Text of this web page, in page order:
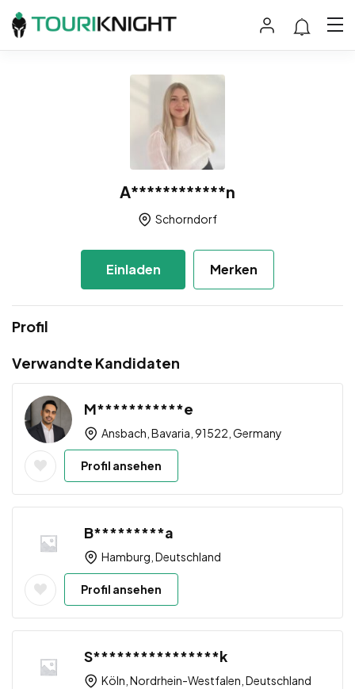
A************n
Schorndorf
Einladen Merken
Profil
Verwandte Kandidaten
M***********e
Ansbach, Bavaria, 91522, Germany
Profil ansehen
B*********a
Hamburg, Deutschland
Profil ansehen
S****************k
Köln, Nordrhein-Westfalen, Deutschland